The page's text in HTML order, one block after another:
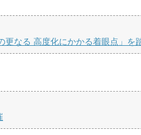
なる 高度化にかかる着眼点」を